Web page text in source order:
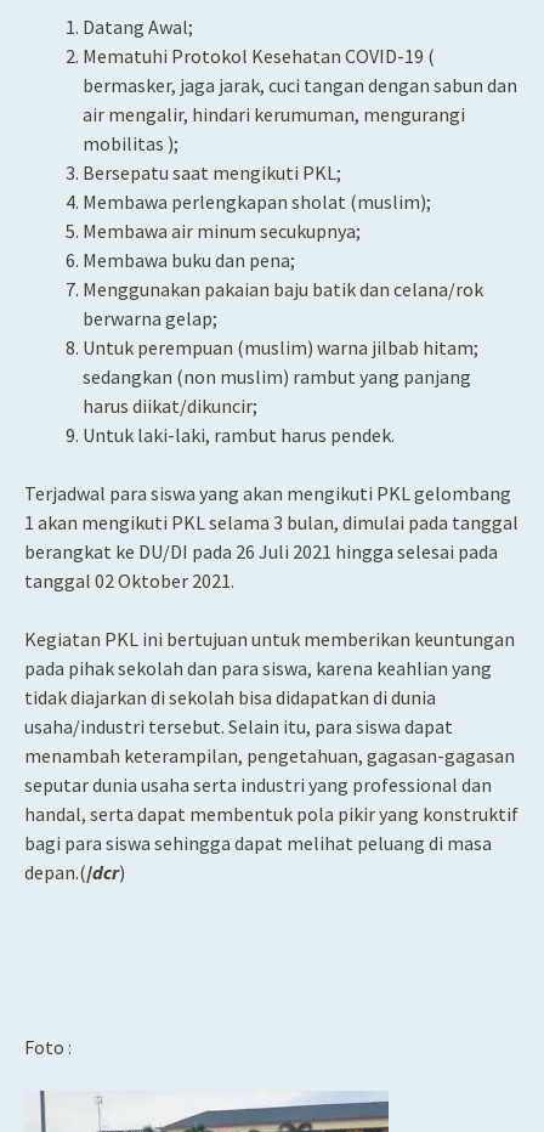
Datang Awal;
Mematuhi Protokol Kesehatan COVID-19 (
bermasker, jaga jarak, cuci tangan dengan sabun dan
air mengalir, hindari kerumuman, mengurangi
mobilitas );
Bersepatu saat mengikuti PKL;
Membawa perlengkapan sholat (muslim);
Membawa air minum secukupnya;
Membawa buku dan pena;
Menggunakan pakaian baju batik dan celana/rok
berwarna gelap;
Untuk perempuan (muslim) warna jilbab hitam;
sedangkan (non muslim) rambut yang panjang
harus diikat/dikuncir;
Untuk laki-laki, rambut harus pendek.
Terjadwal para siswa yang akan mengikuti PKL gelombang
1 akan mengikuti PKL selama 3 bulan, dimulai pada tanggal
berangkat ke DU/DI pada 26 Juli 2021 hingga selesai pada
tanggal 02 Oktober 2021.
Kegiatan PKL ini bertujuan untuk memberikan keuntungan
pada pihak sekolah dan para siswa, karena keahlian yang
tidak diajarkan di sekolah bisa didapatkan di dunia
usaha/industri tersebut. Selain itu, para siswa dapat
menambah keterampilan, pengetahuan, gagasan-gagasan
seputar dunia usaha serta industri yang professional dan
handal, serta dapat membentuk pola pikir yang konstruktif
bagi para siswa sehingga dapat melihat peluang di masa
depan.(/dcr)
Foto :